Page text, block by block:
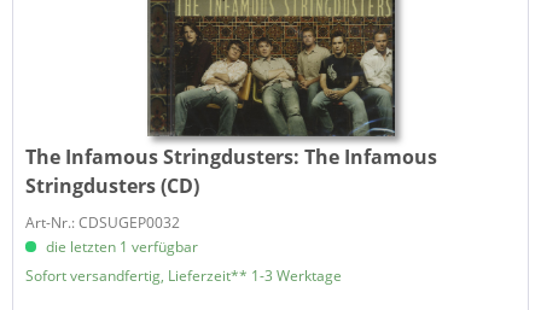
The Infamous Stringdusters: The Infamous
Stringdusters (CD)
Art-Nr.: CDSUGEP0032
die letzten 1 verfügbar
Sofort versandfertig, Lieferzeit** 1-3 Werktage